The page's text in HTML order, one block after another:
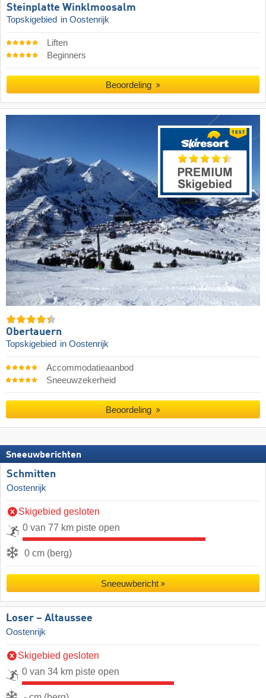
Steinplatte Winklmoosalm
Topskigebied in Oostenrijk
Liften
Beginners
Beoordeling
Obertauern
Topskigebied in Oostenrijk
Accommodatieaanbod
Sneeuwzekerheid
Beoordeling
Sneeuwberichten
Schmitten
Oostenrijk
Skigebied gesloten
0 van 77 km piste open
0 cm (berg)
Sneeuwbericht
Loser – Altaussee
Oostenrijk
Skigebied gesloten
0 van 34 km piste open